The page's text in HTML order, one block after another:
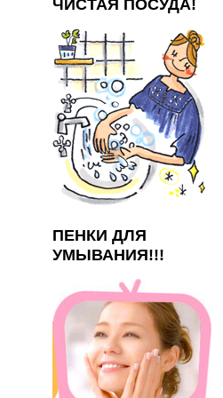
ЧИСТАЯ ПОСУДА!
ПЕНКИ ДЛЯ
УМЫВАНИЯ!!!